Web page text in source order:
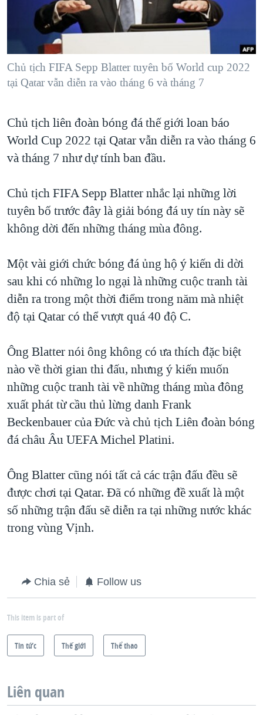
NGƯỜI VIỆT HẢI NGOẠI
ĐỜI SỐNG
KINH TẾ
KHOA HỌC
VĂN HOÁ
THỂ THAO
GIÁO DỤC
HÀNH TRÌNH BẦU CỬ 2024
MỘT NĂM CHIẾN TRANH TẠI DẢI GAZA
GIẢI MÃ VÀNH ĐAI & CON ĐƯỜNG
NGÀY TỊ NẠN THẾ GIỚI
GROUND ZERO – XƯA VÀ NAY
CHI PHÍ CHIẾN TRANH AFGHANISTAN
THƯỢNG ĐỈNH TRUMP-KIM TẠI VIỆT NAM
TRỊNH VĨNH BÌNH VS. CHÍNH PHỦ VIỆT NAM
NGƯ DÂN VIỆT VÀ LÀN SÓNG TRỘM HẢI SÂM
BÊN KIA QUỐC LỘ: TIẾNG VỌNG TỪ NÔNG THÔN MỸ
QUAN HỆ VIỆT MỸ
VIDEO
MẠNG XÃ HỘI
Ngôn ngữ khác
Chủ tịch FIFA Sepp Blatter tuyên bố World cup 2022
tại Qatar vẫn diễn ra vào tháng 6 và tháng 7
Chủ tịch liên đoàn bóng đá thế giới loan báo
World Cup 2022 tại Qatar vẫn diễn ra vào tháng 6
và tháng 7 như dự tính ban đầu.
Chủ tịch FIFA Sepp Blatter nhắc lại những lời
tuyên bố trước đây là giải bóng đá uy tín này sẽ
không dời đến những tháng mùa đông.
Một vài giới chức bóng đá ủng hộ ý kiến di dời
sau khi có những lo ngại là những cuộc tranh tài
diễn ra trong một thời điểm trong năm mà nhiệt
độ tại Qatar có thể vượt quá 40 độ C.
Ông Blatter nói ông không có ưa thích đặc biệt
nào về thời gian thi đấu, nhưng ý kiến muốn
những cuộc tranh tài về những tháng mùa đông
xuất phát từ cầu thủ lừng danh Frank
Beckenbauer của Đức và chủ tịch Liên đoàn bóng
đá châu Âu UEFA Michel Platini.
Ông Blatter cũng nói tất cả các trận đấu đều sẽ
được chơi tại Qatar. Đã có những đề xuất là một
số những trận đấu sẽ diễn ra tại những nước khác
trong vùng Vịnh.
Chia sẻ Follow us
This item is part of
Tin tức Thế giới Thể thao
Liên quan